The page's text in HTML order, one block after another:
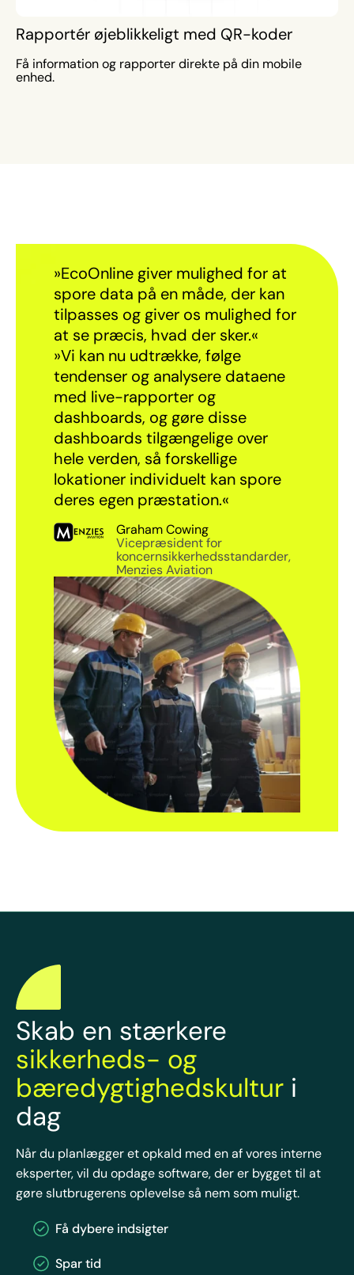
Rapportér øjeblikkeligt med QR-koder
Få information og rapporter direkte på din mobile
enhed.
»EcoOnline giver mulighed for at
spore data på en måde, der kan
tilpasses og giver os mulighed for
at se præcis, hvad der sker.«
»Vi kan nu udtrække, følge
tendenser og analysere dataene
med live-rapporter og
dashboards, og gøre disse
dashboards tilgængelige over
hele verden, så forskellige
lokationer individuelt kan spore
deres egen præstation.«
Graham Cowing
Vicepræsident for
koncernsikkerhedsstandarder,
Menzies Aviation
Skab en stærkere
sikkerheds- og
bæredygtighedskultur i
dag
Når du planlægger et opkald med en af vores interne
eksperter, vil du opdage software, der er bygget til at
gøre slutbrugerens oplevelse så nem som muligt.
Få dybere indsigter
Spar tid